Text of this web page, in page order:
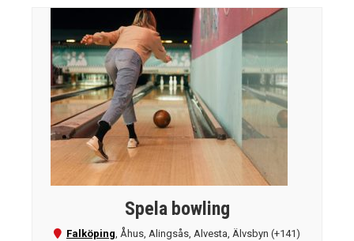
Spela bowling
Falköping, Åhus, Alingsås, Alvesta, Älvsbyn (+141)